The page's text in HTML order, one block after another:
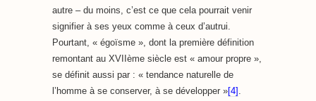
autre – du moins, c’est ce que cela pourrait venir
signifier à ses yeux comme à ceux d’autrui.
Pourtant, « égoïsme », dont la première définition
remontant au XVIIème siècle est « amour propre »,
se définit aussi par : « tendance naturelle de
l’homme à se conserver, à se développer »[4] .